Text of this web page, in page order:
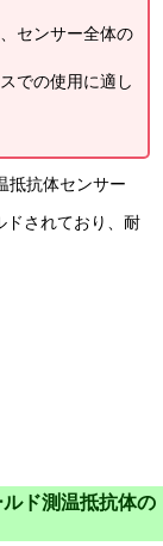
センサー全体の
での使用に適し
抵抗体センサー
ドされており、耐
ド測温抵抗体の